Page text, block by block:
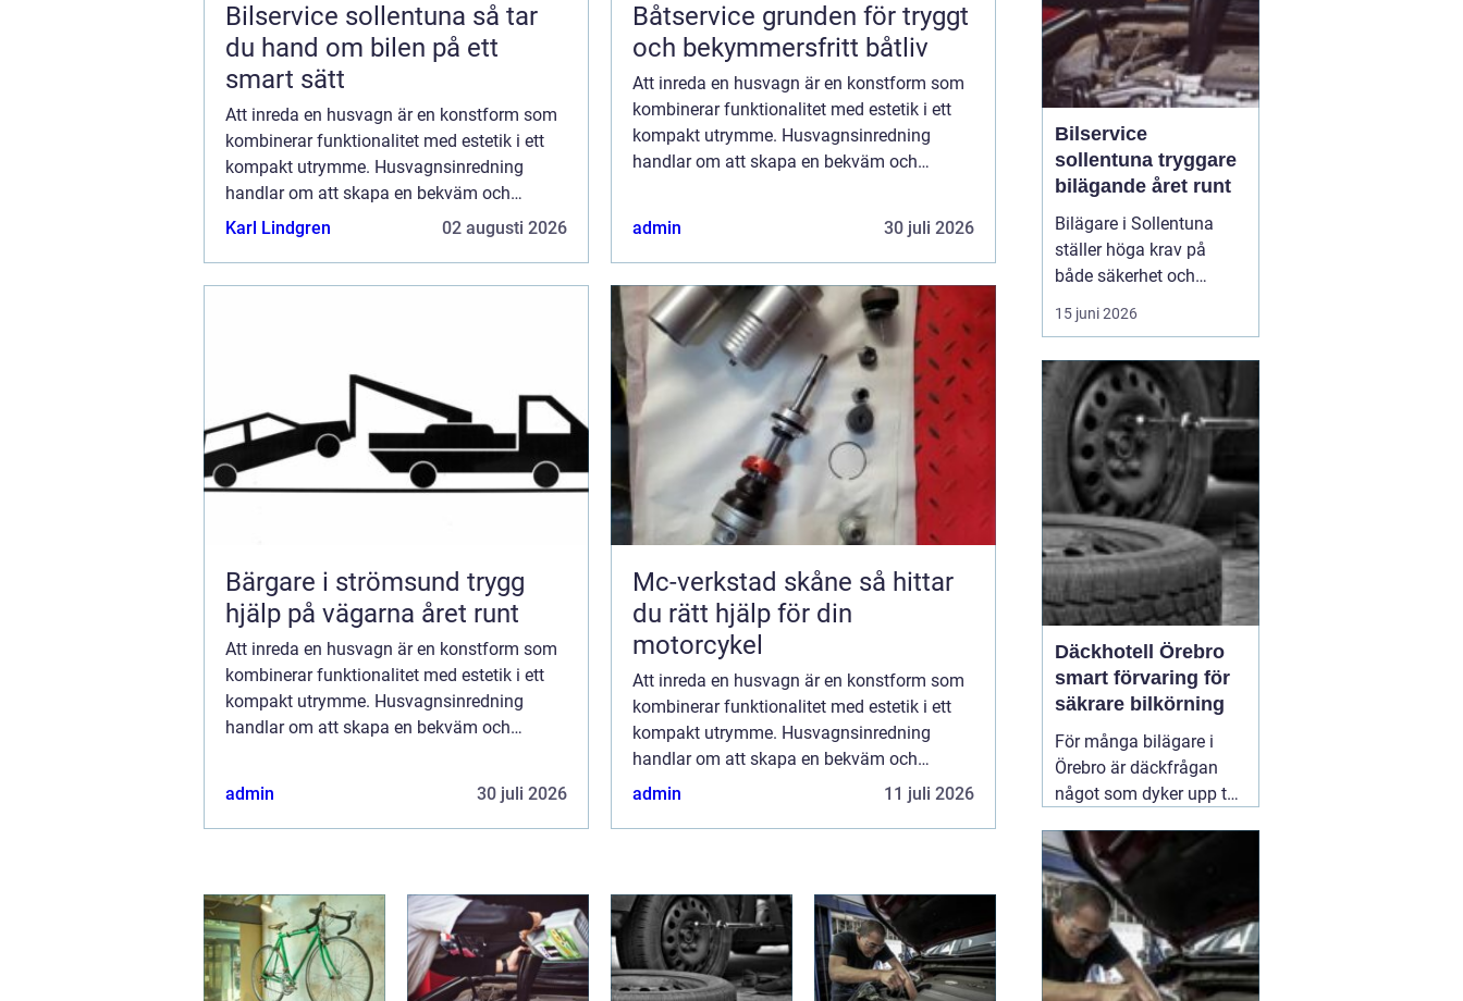
Bilservice sollentuna så tar
du hand om bilen på ett
smart sätt
Att inreda en husvagn är en konstform som
kombinerar funktionalitet med estetik i ett
kompakt utrymme. Husvagnsinredning
handlar om att skapa en bekväm och
välkomnande atmosfär där varje
Karl Lindgren 02 augusti 2026
Båtservice grunden för tryggt
och bekymmersfritt båtliv
Att inreda en husvagn är en konstform som
kombinerar funktionalitet med estetik i ett
kompakt utrymme. Husvagnsinredning
handlar om att skapa en bekväm och
admin 30 juli 2026
Bärgare i strömsund trygg
hjälp på vägarna året runt
Att inreda en husvagn är en konstform som
kombinerar funktionalitet med estetik i ett
kompakt utrymme. Husvagnsinredning
handlar om att skapa en bekväm och
admin 30 juli 2026
Mc-verkstad skåne så hittar
du rätt hjälp för din
motorcykel
Att inreda en husvagn är en konstform som
kombinerar funktionalitet med estetik i ett
kompakt utrymme. Husvagnsinredning
handlar om att skapa en bekväm och
välkomnande atmosfär där varje
admin 11 juli 2026
Bilservice
sollentuna tryggare
bilägande året runt
Bilägare i Sollentuna
ställer höga krav på
både säkerhet och
komfort. Vägarna växlar
mellan motorväg,
smågator med gupp och
trottoarkanter. För att
bilen ska hålla över tid
och vara säker för både
förare och passagerare
behövs regelbu...
15 juni 2026
Däckhotell Örebro
smart förvaring för
säkrare bilkörning
För många bilägare i
Örebro är däckfrågan
något som dyker upp två
känns som ett
nödvändigt ont. Tunga
lyft, smutsiga hjul och
jakt på förvaringsplats i
förråd eller garage gör
att däckbytet gärna